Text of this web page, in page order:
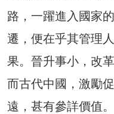
路，一躍進入國家
遷，便在乎其管理
果。晉升事小，改
而古代中國，激勵
遠，甚有參詳價值。